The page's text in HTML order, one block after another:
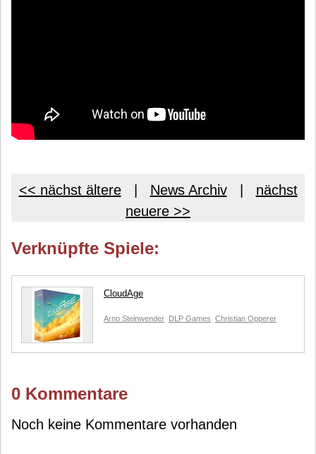
<< nächst ältere| News Archiv| nächst
neuere >>
Verknüpfte Spiele:
CloudAge
Arno Steinwender DLP Games Christian Opperer
0 Kommentare
Noch keine Kommentare vorhanden